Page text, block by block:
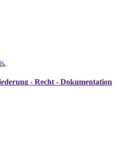
.
- Recht - Dokumentation